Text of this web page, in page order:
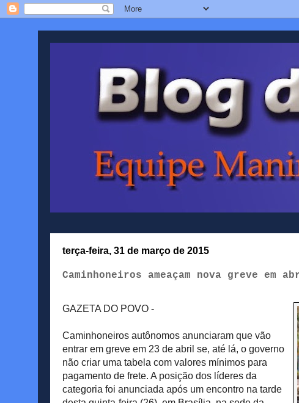
terça-feira, 31 de março de 2015
Caminhoneiros ameaçam nova greve em
GAZETA DO POVO -
Caminhoneiros autônomos anunciaram que vão
entrar em greve em 23 de abril se, até lá, o governo
não criar uma tabela com valores mínimos para
pagamento de frete. A posição dos líderes da
categoria foi anunciada após um encontro na tarde